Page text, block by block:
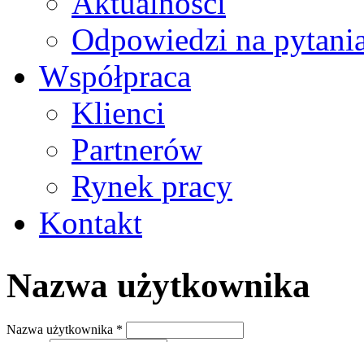
Odpowiedzi na
Współpraca
Klienci
Partnerów
Rynek pracy
Kontakt
Nazwa użytkownika
Nazwa użytkownika *